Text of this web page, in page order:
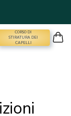
CORSO DI
STIRATURA DEI
CAPELLI